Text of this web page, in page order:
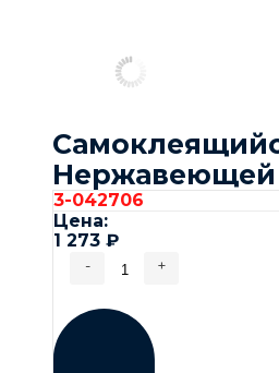
Нержавеющей
3-042706
Цена:
1 273 ₽
- +